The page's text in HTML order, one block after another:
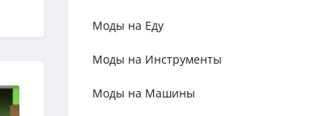
Моды на Еду
Моды на Инструменты
Моды на Машины